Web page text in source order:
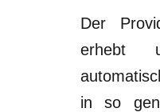
Der
erhebt
in so